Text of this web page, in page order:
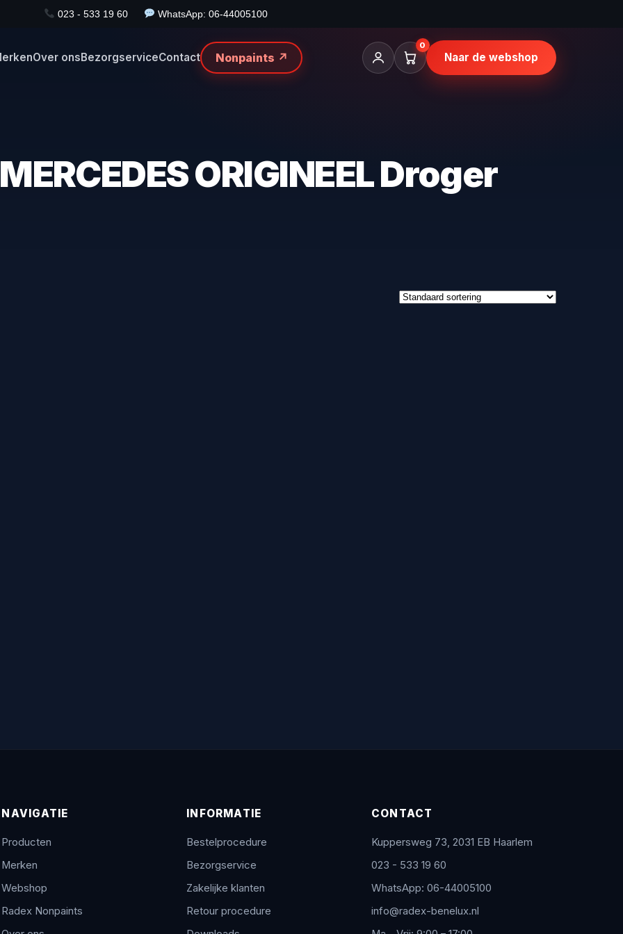
023 - 533 19 60 WhatsApp: 06-44005100
Over onsBezorgserviceContact Nonpaints ↗
0
Naar de webshop
ORIGINEEL Droger
NAVIGATIE
Producten
Merken
Webshop
Radex Nonpaints
INFORMATIE
Bestelprocedure
Bezorgservice
Zakelijke klanten
Retour procedure
CONTACT
Kuppersweg 73, 2031 EB Haarlem
023 - 533 19 60
WhatsApp: 06-44005100
info@radex-benelux.nl